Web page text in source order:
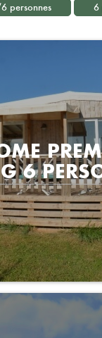
personnes 6
6